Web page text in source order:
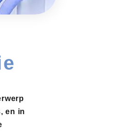
en in